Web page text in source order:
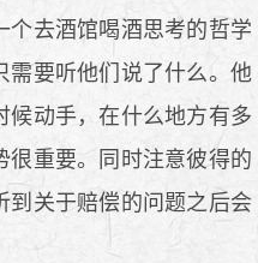
个去酒馆喝酒思考的哲学
需要听他们说了什么。他
候动手，在什么地方有多
很重要。同时注意彼得的
到关于赔偿的问题之后会